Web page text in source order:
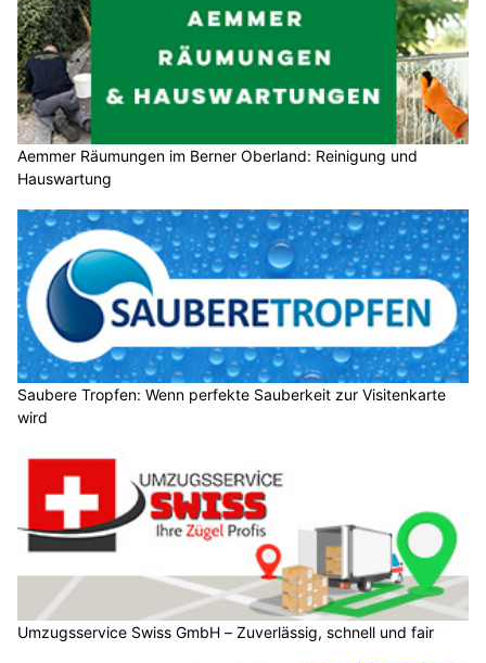
Aemmer Räumungen im Berner Oberland: Reinigung und
Hauswartung
Saubere Tropfen: Wenn perfekte Sauberkeit zur Visitenkarte
wird
Umzugsservice Swiss GmbH – Zuverlässig, schnell und fair